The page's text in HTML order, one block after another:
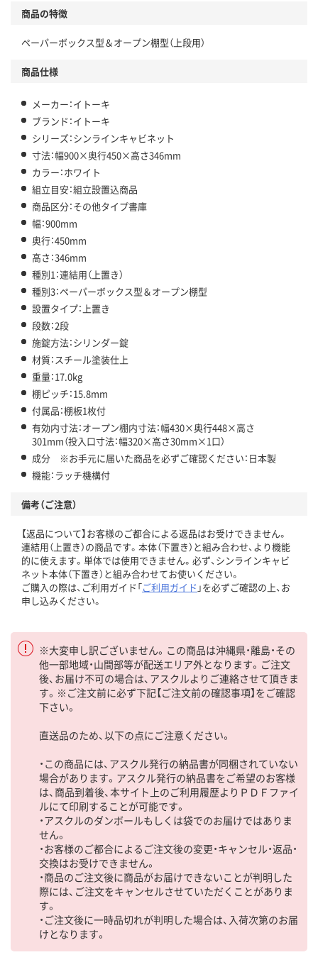
商品の特徴
ペーパーボックス型＆オープン棚型（上段用）
商品仕様
メーカー：イトーキ
ブランド：イトーキ
シリーズ：シンラインキャビネット
寸法：幅900×奥行450×高さ346mm
カラー：ホワイト
組立目安：組立設置込商品
商品区分：その他タイプ書庫
幅：900mm
奥行：450mm
高さ：346mm
種別1：連結用（上置き）
種別3：ペーパーボックス型＆オープン棚型
設置タイプ：上置き
段数：2段
施錠方法：シリンダー錠
材質：スチール塗装仕上
重量：17.0kg
棚ピッチ：15.8mm
付属品：棚板1枚付
有効内寸法：オープン棚内寸法：幅430×奥行448×高さ
301mm（投入口寸法：幅320×高さ30mm×1口）
成分 ※お手元に届いた商品を必ずご確認ください：日本製
機能：ラッチ機構付
備考（ご注意）
【返品について】お客様のご都合による返品はお受けできません。
連結用（上置き）の商品です。本体（下置き）と組み合わせ、より機能
的に使えます。単体では使用できません。必ず、シンラインキャビ
ネット本体（下置き）と組み合わせてお使いください。
ご購入の際は、ご利用ガイド「ご利用ガイド 」を必ずご確認の上、お
申し込みください。
※大変申し訳ございません。この商品は沖縄県・離島・その
他一部地域・山間部等が配送エリア外となります。ご注文
後、お届け不可の場合は、アスクルよりご連絡させて頂きま
す。※ご注文前に必ず下記【ご注文前の確認事項】をご確認
下さい。
直送品のため、以下の点にご注意ください。
・この商品には、アスクル発行の納品書が同梱されていない
場合があります。アスクル発行の納品書をご希望のお客様
は、商品到着後、本サイト上のご利用履歴よりＰＤＦファイ
ルにて印刷することが可能です。
・アスクルのダンボールもしくは袋でのお届けではありま
せん。
・お客様のご都合によるご注文後の変更・キャンセル・返品・
交換はお受けできません。
・商品のご注文後に商品がお届けできないことが判明した
際には、ご注文をキャンセルさせていただくことがありま
す。
・ご注文後に一時品切れが判明した場合は、入荷次第のお届
けとなります。